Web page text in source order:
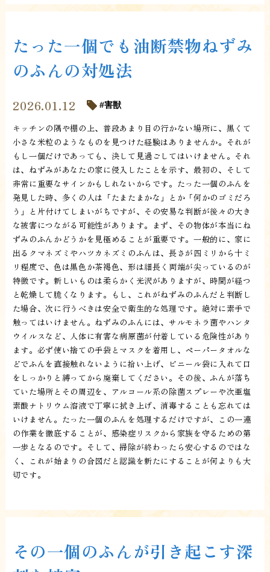
たった一個でも油断禁物ねずみ
のふんの対処法
2026.01.12 害獣
キッチンの隅や棚の上、普段あまり目の行かない場所に、黒くて
小さな米粒のようなものを見つけた経験はありませんか。それが
もし一個だけであっても、決して見過ごしてはいけません。それ
は、ねずみがあなたの家に侵入したことを示す、最初の、そして
非常に重要なサインかもしれないからです。たった一個のふんを
発見した時、多くの人は「たまたまかな」とか「何かのゴミだろ
う」と片付けてしまいがちですが、その安易な判断が後々の大き
な被害につながる可能性があります。まず、その物体が本当にね
ずみのふんかどうかを見極めることが重要です。一般的に、家に
出るクマネズミやハツカネズミのふんは、長さが四ミリから十ミ
リ程度で、色は黒色か茶褐色、形は細長く両端が尖っているのが
特徴です。新しいものは柔らかく光沢がありますが、時間が経つ
と乾燥して脆くなります。もし、これがねずみのふんだと判断し
た場合、次に行うべきは安全で衛生的な処理です。絶対に素手で
触ってはいけません。ねずみのふんには、サルモネラ菌やハンタ
ウイルスなど、人体に有害な病原菌が付着している危険性があり
ます。必ず使い捨ての手袋とマスクを着用し、ペーパータオルな
どでふんを直接触れないように拾い上げ、ビニール袋に入れて口
をしっかりと縛ってから廃棄してください。その後、ふんが落ち
ていた場所とその周辺を、アルコール系の除菌スプレーや次亜塩
素酸ナトリウム溶液で丁寧に拭き上げ、消毒することも忘れては
いけません。たった一個のふんを処理するだけですが、この一連
の作業を徹底することが、感染症リスクから家族を守るための第
一歩となるのです。そして、掃除が終わったら安心するのではな
く、これが始まりの合図だと認識を新たにすることが何よりも大
切です。
その一個のふんが引き起こす深